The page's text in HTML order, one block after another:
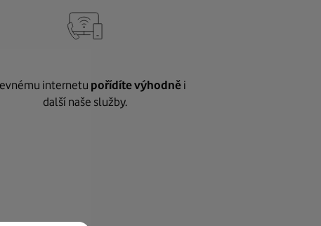
internetu pořídíte výhodněi
další naše služby.